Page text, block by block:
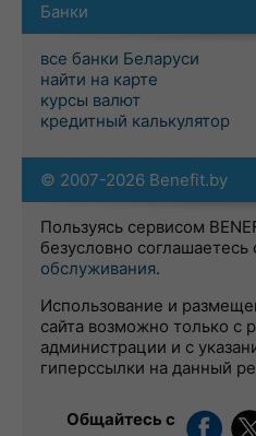
Банки
все банки Беларуси
найти на карте
курсы валют
кредитный калькулятор
© 2007-2026 Benefit.by
Пользуясь сервисом
безусловно соглашаетесь
обслуживания.
Использование и
сайта возможно только с
администрации и с
гиперссылки на данный
Общайтесь с